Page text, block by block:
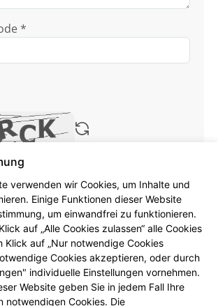
*
Datenschutzhinweise
absenden
Felder sind
verwenden wir Cookies, um Inhalte und
Einige Funktionen dieser Website
um einwandfrei zu funktionieren.
auf „Alle Cookies zulassen“ alle Cookies
auf „Nur notwendige Cookies
Cookies akzeptieren, oder durch
individuelle Einstellungen vornehmen.
Website geben Sie in jedem Fall Ihre
notwendigen Cookies. Die